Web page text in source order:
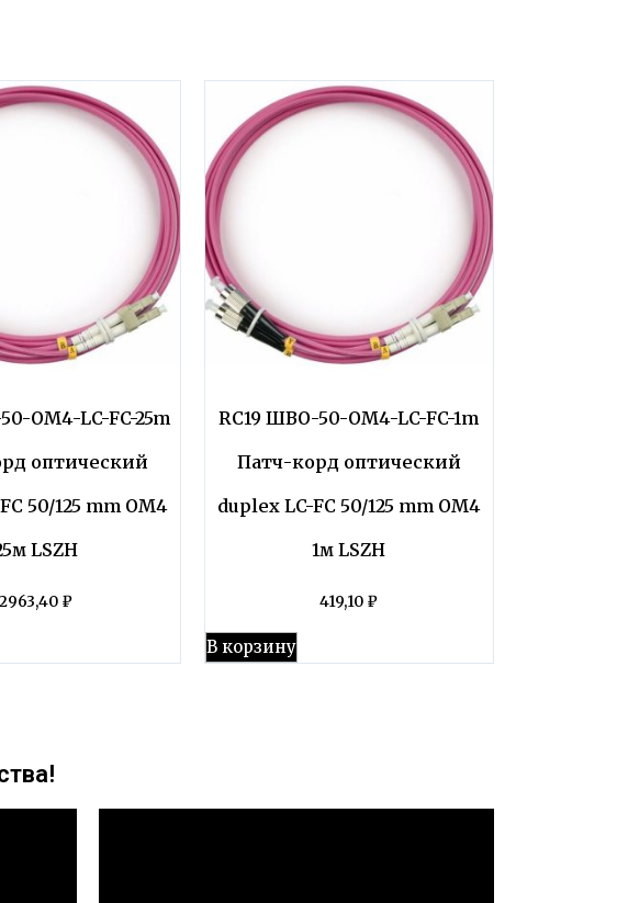
OM4-LC-FC-25m
оптический
50/125 mm OM4
LSZH
2963,40 ₽
RC19 ШВО-50-OM4-LC-FC-1m
Патч-корд оптический
duplex LC-FC 50/125 mm OM4
1м LSZH
419,10 ₽
В корзину